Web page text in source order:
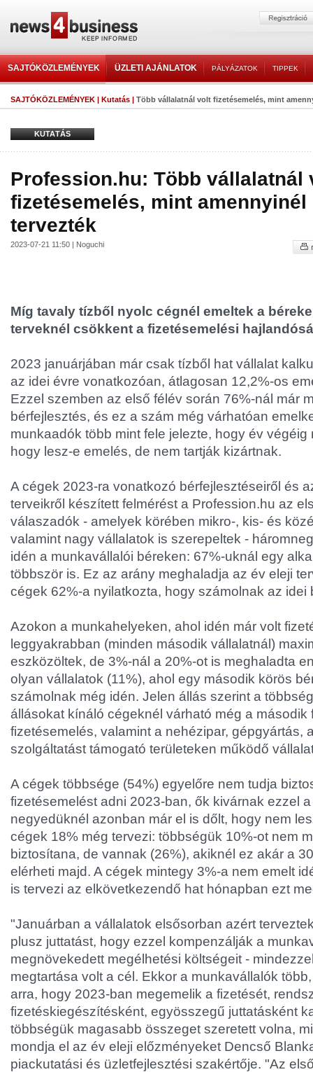
SAJTÓKÖZLEMÉNYEK ÜZLETI AJÁNLATOK PÁLYÁZATOK TIPPEK
SAJTÓKÖZLEMÉNYEK | Kutatás | Több vállalatnál volt fizetésemelés, mint
KUTATÁS
Profession.hu: Több vállalatnál
fizetésemelés, mint amennyinél
tervezték
2023-07-21 11:50 | Noguchi
Míg tavaly tízből nyolc cégnél emeltek a
terveknél csökkent a fizetésemelési
2023 januárjában már csak tízből hat vállalat
az idei évre vonatkozóan, átlagosan 12,2%-os
Ezzel szemben az első félév során 76%-nál már
bérfejlesztés, és ez a szám még várhatóan
munkaadók több mint fele jelezte, hogy év végéig
hogy lesz-e emelés, de nem tartják kizártnak.
A cégek 2023-ra vonatkozó bérfejlesztéseiről és
terveikről készített felmérést a Profession.hu az
válaszadók - amelyek körében mikro-, kis- és
valamint nagy vállalatok is szerepeltek -
idén a munkavállalói béreken: 67%-uknál egy
többször is. Ez az arány meghaladja az év eleji
cégek 62%-a nyilatkozta, hogy számolnak az idei
Azokon a munkahelyeken, ahol idén már volt
leggyakrabban (minden második vállalatnál)
eszközöltek, de 3%-nál a 20%-ot is meghaladta
olyan vállalatok (11%), ahol egy második körös
számolnak még idén. Jelen állás szerint a
állásokat kínáló cégeknél várható még a második
fizetésemelés, valamint a nehézipar, gépgyártás,
szolgáltatást támogató területeken működő
A cégek többsége (54%) egyelőre nem tudja
fizetésemelést adni 2023-ban, ők kivárnak ezzel
negyedüknél azonban már el is dőlt, hogy nem
cégek 18% még tervezi: többségük 10%-ot nem
biztosítana, de vannak (26%), akiknél ez akár a
elérheti majd. A cégek mintegy 3%-a nem emelt
is tervezi az elkövetkezendő hat hónapban ezt
"Januárban a vállalatok elsősorban azért
plusz juttatást, hogy ezzel kompenzálják a
megnövekedett megélhetési költségeit -
megtartása volt a cél. Ekkor a munkavállalók
arra, hogy 2023-ban megemelik a fizetését,
fizetéskiegészítésként, egyösszegű juttatásként
többségük magasabb összeget szeretett volna,
mondja el az év eleji előzményeket Dencső
piackutatási és üzletfejlesztési szakértője. "Az